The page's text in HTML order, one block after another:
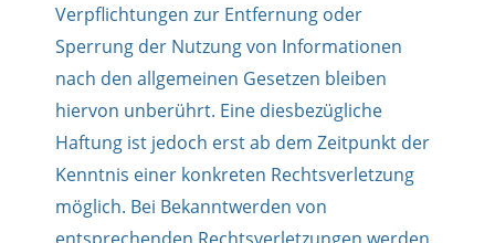
Verpflichtungen zur Entfernung oder
Sperrung der Nutzung von Informationen
nach den allgemeinen Gesetzen bleiben
hiervon unberührt. Eine diesbezügliche
Haftung ist jedoch erst ab dem Zeitpunkt der
Kenntnis einer konkreten Rechtsverletzung
möglich. Bei Bekanntwerden von